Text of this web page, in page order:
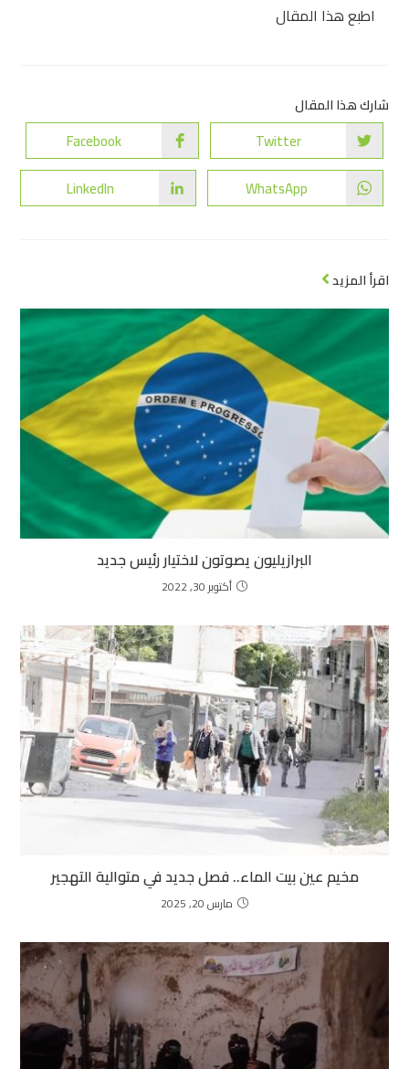
اطبع هذا المقال
شارك هذا المقال
Twitter
Facebook
WhatsApp
LinkedIn
اقرأ المزيد
البرازيليون يصوتون لاختيار رئيس جديد
أكتوبر 30, 2022
مخيم عين بيت الماء.. فصل جديد في متوالية التهجير
مارس 20, 2025